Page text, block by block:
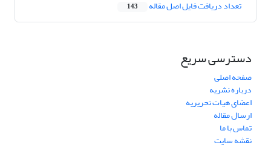
تعداد دریافت فایل اصل مقاله 143
دسترسی سریع
صفحه اصلی
درباره نشریه
اعضای هیات تحریریه
ارسال مقاله
تماس با ما
نقشه سایت